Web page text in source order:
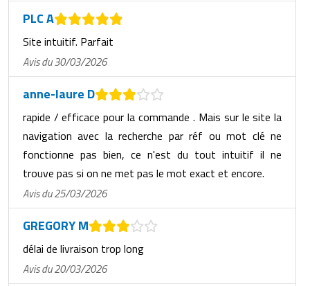
PLC A
Site intuitif. Parfait
Avis du 30/03/2026
anne-laure D
rapide / efficace pour la commande . Mais sur le site la
navigation avec la recherche par réf ou mot clé ne
fonctionne pas bien, ce n'est du tout intuitif il ne
trouve pas si on ne met pas le mot exact et encore.
Avis du 25/03/2026
GREGORY M
délai de livraison trop long
Avis du 20/03/2026